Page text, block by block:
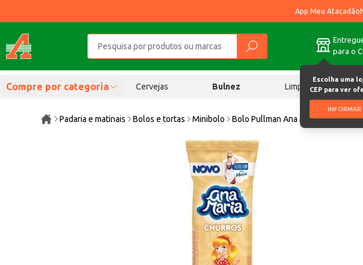
App Meu Atacadão
para o
Escolha uma
CEP para ver
INFORMAR
Compre por categoria Cervejas Bulnez Limpeza
Padaria e matinais Bolos e tortas Minibolo Bolo Pullman Ana Maria Churros